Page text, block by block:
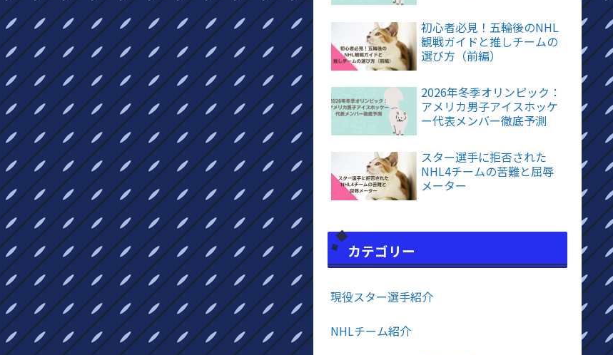
初心者必見！五輪後のNHL
観戦ガイドと推しチームの
選び方（前編）
2026年冬季オリンピック：
アメリカ男子アイスホッケ
ー代表メンバー徹底予測
スター選手に拒否された
NHL4チームの苦難と屈辱
メーター
カテゴリー
現役スター選手紹介
NHLチーム紹介